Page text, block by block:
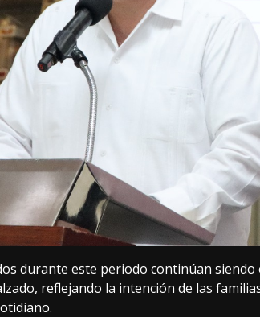
durante este periodo continúan
reflejando la intención de las